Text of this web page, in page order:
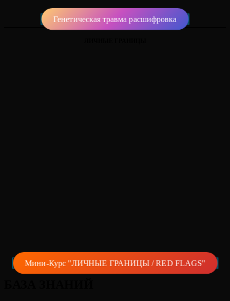
Генетическая травма расшифровка
Мини-Курс "ЛИЧНЫЕ ГРАНИЦЫ / RED FLAGS"